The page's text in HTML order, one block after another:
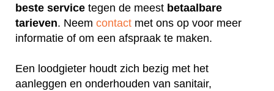
beste service tegen de meest betaalbare
tarieven. Neem contact met ons op voor meer
informatie of om een afspraak te maken.
Een loodgieter houdt zich bezig met het
aanleggen en onderhouden van sanitair,